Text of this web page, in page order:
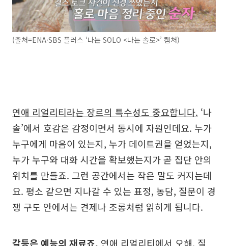
(출처=ENA·SBS 플러스 ‘나는 SOLO <나는 솔로>’ 캡처)
연애 리얼리티라는 장르의 특수성도 중요합니다. ‘나
솔’에서 호감은 감정이면서 동시에 자원인데요. 누가
누구에게 마음이 있는지, 누가 데이트권을 얻었는지,
누가 누구와 대화 시간을 확보했는지가 곧 집단 안의
위치를 만들죠. 그런 공간에서는 작은 말도 커지는데
요. 평소 같으면 지나갈 수 있는 표정, 농담, 질문이 경
쟁 구도 안에서는 견제나 조롱처럼 읽히게 됩니다.
갈등은 예능의 재료죠. 연애 리얼리티에서 오해, 질